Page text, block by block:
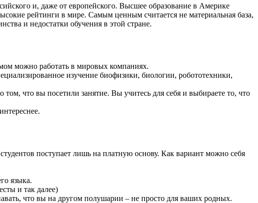
и, даже от европейского. Высшее образование в Америке
рейтинги в мире. Самым ценным считается не материальная база,
и недостатки обучения в этой стране.
можно работать в мировых компаниях.
изучение биофизики, биологии, робототехники,
что вы посетили занятие. Вы учитесь для себя и выбираете то, что
поступает лишь на платную основу. Как вариант можно себя
языка.
и так далее)
что вы на другом полушарии – не просто для ваших родных.